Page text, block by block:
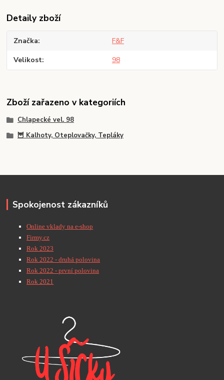
Detaily zboží
Značka F&F
Velikost 98
Zboží zařazeno v kategoriích
Chlapecké vel. 98
🦉 Kalhoty, Oteplovačky, Tepláky
Spokojenost zákazníků
Online vklady na e-shop
Firmy.cz
Rok 2023
Rok 2022 - druhá polovina
Rok 2022 - první polovina
Rok 2021